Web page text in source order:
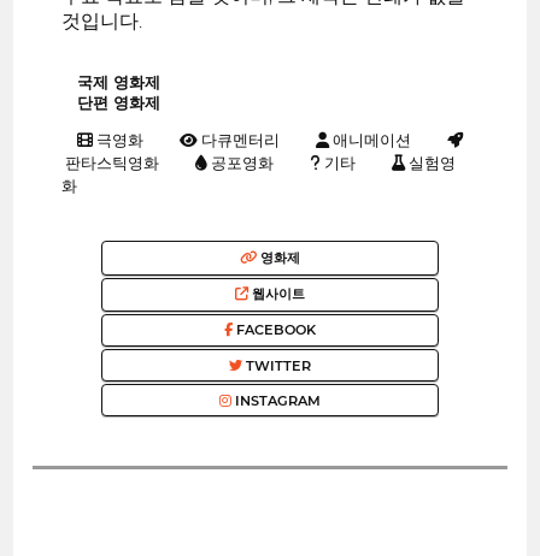
것입니다.
국제 영화제
단편 영화제
극영화 다큐멘터리
애니메이션
판타스틱영화
공포영화 기타
실험영
화
영화제
웹사이트
FACEBOOK
TWITTER
INSTAGRAM